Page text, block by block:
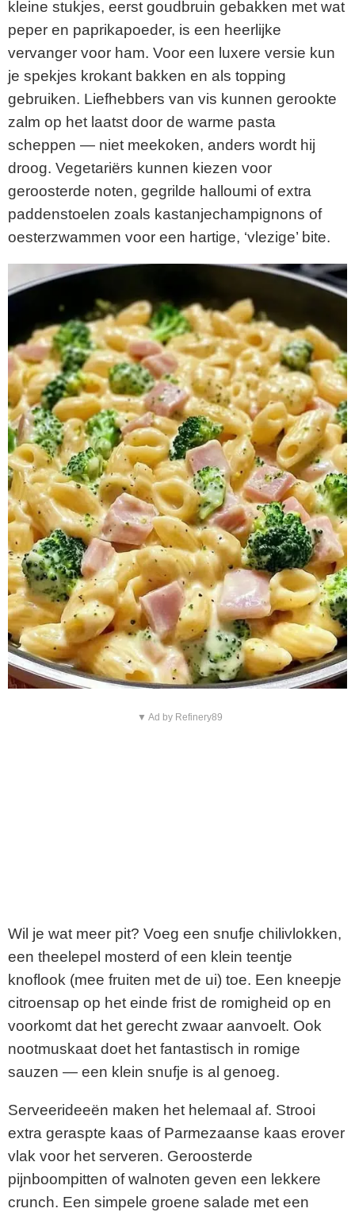
kleine stukjes, eerst goudbruin gebakken met wat
peper en paprikapoeder, is een heerlijke
vervanger voor ham. Voor een luxere versie kun
je spekjes krokant bakken en als topping
gebruiken. Liefhebbers van vis kunnen gerookte
zalm op het laatst door de warme pasta
scheppen — niet meekoken, anders wordt hij
droog. Vegetariërs kunnen kiezen voor
geroosterde noten, gegrilde halloumi of extra
paddenstoelen zoals kastanjechampignons of
oesterzwammen voor een hartige, ‘vlezige’ bite.
▼ Ad by Refinery89
Wil je wat meer pit? Voeg een snufje chilivlokken,
een theelepel mosterd of een klein teentje
knoflook (mee fruiten met de ui) toe. Een kneepje
citroensap op het einde frist de romigheid op en
voorkomt dat het gerecht zwaar aanvoelt. Ook
nootmuskaat doet het fantastisch in romige
sauzen — een klein snufje is al genoeg.
Serveerideeën maken het helemaal af. Strooi
extra geraspte kaas of Parmezaanse kaas erover
vlak voor het serveren. Geroosterde
pijnboompitten of walnoten geven een lekkere
crunch. Een simpele groene salade met een